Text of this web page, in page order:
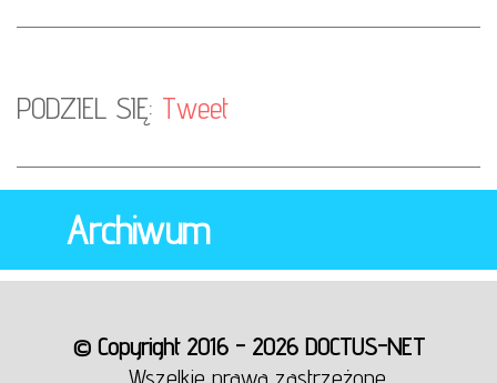
PODZIEL SIĘ: Tweet
Archiwum
© Copyright 2016 - 2026 DOCTUS-NET
Wszelkie prawa zastrzeżone.